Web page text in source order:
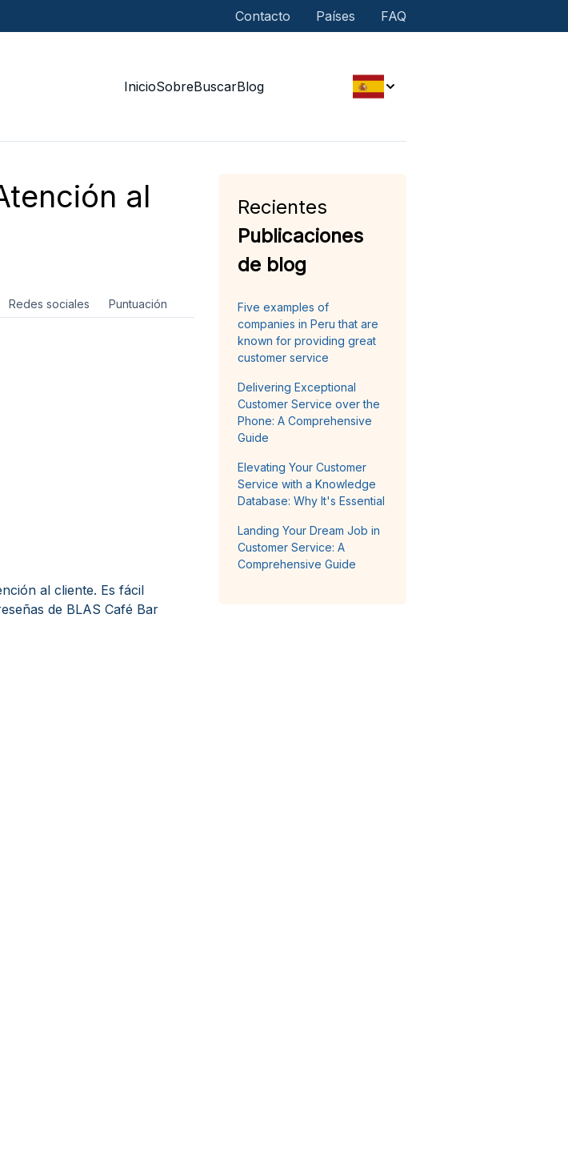
Contacto Países FAQ
InicioSobreBuscarBlog
al
Redes sociales Puntuación
al cliente. Es fácil
de BLAS Café Bar
Recientes
Publicaciones
de blog
Five examples of
companies in Peru that are
known for providing great
customer service
Delivering Exceptional
Customer Service over the
Phone: A Comprehensive
Guide
Elevating Your Customer
Service with a Knowledge
Database: Why It's Essential
Landing Your Dream Job in
Customer Service: A
Comprehensive Guide